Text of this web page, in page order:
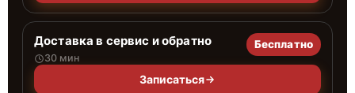
Доставка в сервис и обратно
30 мин
Бесплатно
Записаться